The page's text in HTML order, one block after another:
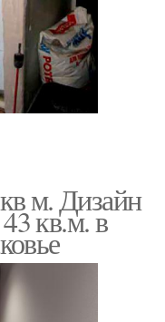
м. Дизайн
кв.м. в